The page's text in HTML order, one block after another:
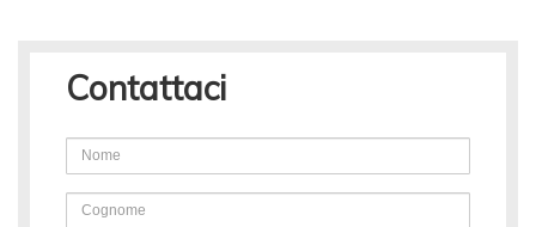
Contattaci